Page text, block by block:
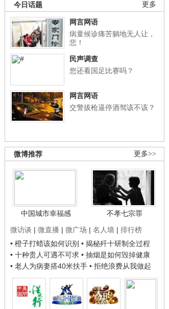
更多
今日话题
网言网语
病童候诊痛苦躺地无人让，
悲！
民声调查
您还看国足比赛吗？
网言网语
交警拔枪逼停酒驾该不该？
更多>>
微博推荐
中国城市幸福感
不孝七宗罪
微访谈 | 微直播 | 微广场 | 名人墙 | 排行榜
• 橙子打蜡该如何识别 • 揭秘歼十研制全过程
• 十种贵人可遇不可求 • 抽烟是如何毁掉健康
• 老人为病妻搭40米扶手 • 拒绝浪费从我做起